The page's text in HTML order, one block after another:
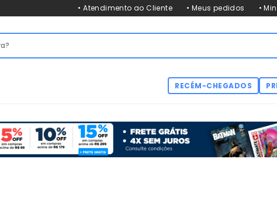
• Atendimento ao Cliente • Meus pedidos •
RECÉM-CHEGADOS